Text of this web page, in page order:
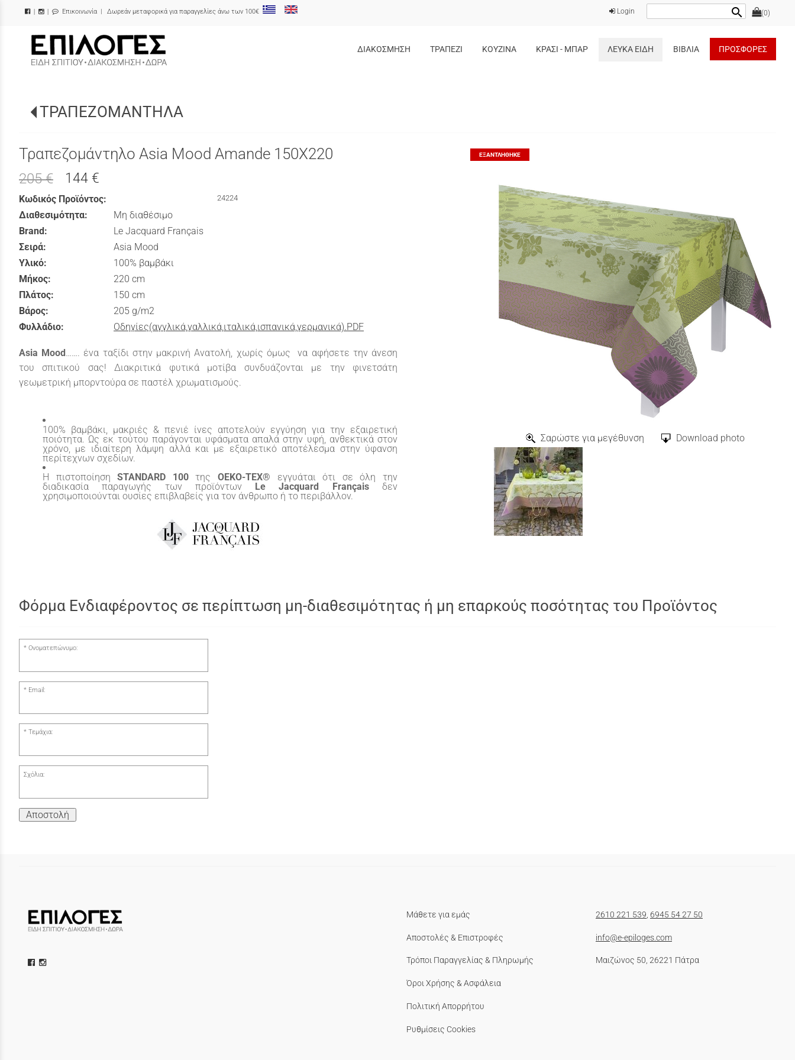
| Επικοινωνία | Δωρεάν μεταφορικά για παραγγελίες άνω των 100€ (0)
search
Login
/
ΔΙΑΚΟΣΜΗΣΗ ΤΡΑΠΕΖΙ ΚΟΥΖΙΝΑ ΚΡΑΣΙ - ΜΠΑΡ ΛΕΥΚΑ ΕΙΔΗ ΒΙΒΛΙΑ ΠΡΟΣΦΟΡΕΣ
ΤΡΑΠΕΖΟΜΑΝΤΗΛΑ
Σαρώστε για μεγέθυνση Download photo
ΕΞΑΝΤΛΉΘΗΚΕ
Τραπεζομάντηλο Asia Mood Amande 150X220
205 € 144 €
Κωδικός Προϊόντος: 24224
Διαθεσιμότητα:
Μη διαθέσιμο
Brand:
Le Jacquard Français
Σειρά:
Asia Mood
Υλικό:
100% βαμβάκι
Μήκος:
220 cm
Πλάτος:
150 cm
Βάρος:
205 g/m2
Φυλλάδιο:
Οδηγίες(αγγλικά,γαλλικά,ιταλικά,ισπανικά,γερμανικά).PDF
Asia Mood……. ένα ταξίδι στην μακρινή Ανατολή, χωρίς όμως να αφήσετε την άνεση
του σπιτικού σας! Διακριτικά φυτικά μοτίβα συνδυάζονται με την φινετσάτη
γεωμετρική μπορντούρα σε παστέλ χρωματισμούς.
100% βαμβάκι, μακριές & πενιέ ίνες αποτελούν εγγύηση για την εξαιρετική
ποιότητα. Ως εκ τούτου παράγονται υφάσματα απαλά στην υφή, ανθεκτικά στον
χρόνο, με ιδιαίτερη λάμψη αλλά και με εξαιρετικό αποτέλεσμα στην ύφανση
περίτεχνων σχεδίων.
Η πιστοποίηση
STANDARD 100 της OEKO-TEX®
εγγυάται ότι σε όλη την
διαδικασία παραγωγής των προϊόντων
Le Jacquard Français
δεν
χρησιμοποιούνται ουσίες επιβλαβείς για τον άνθρωπο ή το περιβάλλον.
Φόρμα Ενδιαφέροντος σε περίπτωση μη-διαθεσιμότητας ή μη επαρκούς ποσότητας του Προϊόντος
Ονοματεπώνυμο:
Email:
Τεμάχια:
Σχόλια:
Αποστολή
Μάθετε για εμάς
Αποστολές & Επιστροφές
Τρόποι Παραγγελίας & Πληρωμής
Όροι Χρήσης & Ασφάλεια
Πολιτική Απορρήτου
Ρυθμίσεις Cookies
2610 221 539 6945 54 27 50
info@e-epiloges.com
Μαιζώνος 50, 26221 Πάτρα